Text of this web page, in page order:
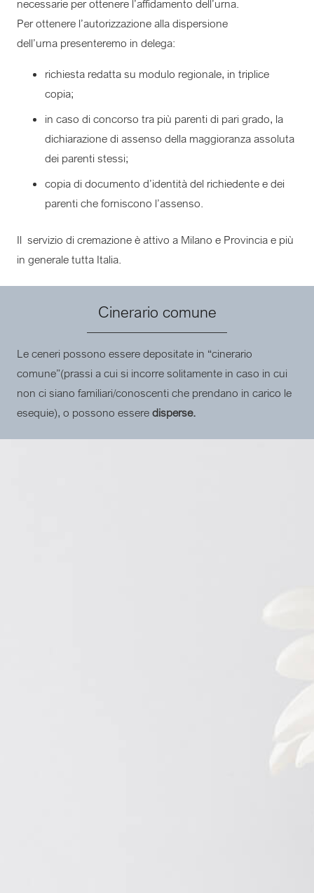
necessarie per ottenere l’affidamento dell’urna.
Per ottenere l’autorizzazione alla dispersione
dell’urna presenteremo in delega:
richiesta redatta su modulo regionale, in triplice
copia;
in caso di concorso tra più parenti di pari grado, la
dichiarazione di assenso della maggioranza assoluta
dei parenti stessi;
copia di documento d’identità del richiedente e dei
parenti che forniscono l’assenso.
Il servizio di cremazione è attivo a Milano e Provincia e più
in generale tutta Italia.
Cinerario comune
Le ceneri possono essere depositate in “cinerario
comune”(prassi a cui si incorre solitamente in caso in cui
non ci siano familiari/conoscenti che prendano in carico le
esequie), o possono essere disperse.